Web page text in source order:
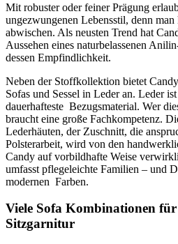
Mit robuster oder feiner Prägung
ungezwungenen Lebensstil, denn
abwischen. Als neusten Trend hat
Aussehen eines naturbelassenen
dessen Empfindlichkeit.
Neben der Stoffkollektion bietet
Sofas und Sessel in Leder an. Leder
dauerhafteste Bezugsmaterial. Wer
braucht eine große Fachkompetenz.
Lederhäuten, der Zuschnitt, die
Polsterarbeit, wird von den
Candy auf vorbildhafte Weise
umfasst pflegeleichte Familien – und
modernen Farben.
Viele Sofa Kombinationen
Sitzgarnitur